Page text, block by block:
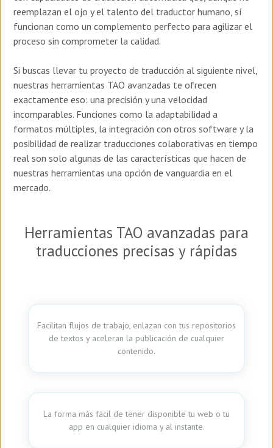
reemplazan el ojo y el talento del traductor humano, sí
funcionan como un complemento perfecto para agilizar el
proceso sin comprometer la calidad.
Si buscas llevar tu proyecto de traducción al siguiente nivel,
nuestras herramientas TAO avanzadas te ofrecen
exactamente eso: una precisión y una velocidad
incomparables. Funciones como la adaptabilidad a
formatos múltiples, la integración con otros software y la
posibilidad de realizar traducciones colaborativas en tiempo
real son solo algunas de las características que hacen de
nuestras herramientas una opción de vanguardia en el
mercado.
Herramientas TAO avanzadas para
traducciones precisas y rápidas
Facilitan flujos de trabajo, enlazan con tus repositorios
de textos y aceleran la publicación de cualquier
contenido.
La forma más fácil de tener disponible tu web o tu
app en cualquier idioma y al instante.